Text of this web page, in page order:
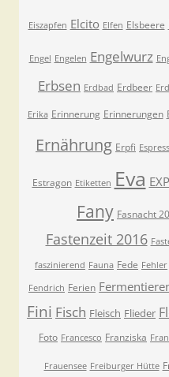
Eiszapfen Elcito Elfen Elsbeere
Engel Engelen Engelwurz
Erbsen Erdbad Erdbeer
Erika Erinnerung Erinnerungen
Ernährung Erpfi
Estragon Etiketten Eva
Fany Fasnacht
Fastenzeit 2016
faszinierend Fauna Fede Fehler
Fendrich Ferien
Fini Fisch Fleisch Flieder
Foto Francesco Franziska
Frauensee Freiburger Hütte